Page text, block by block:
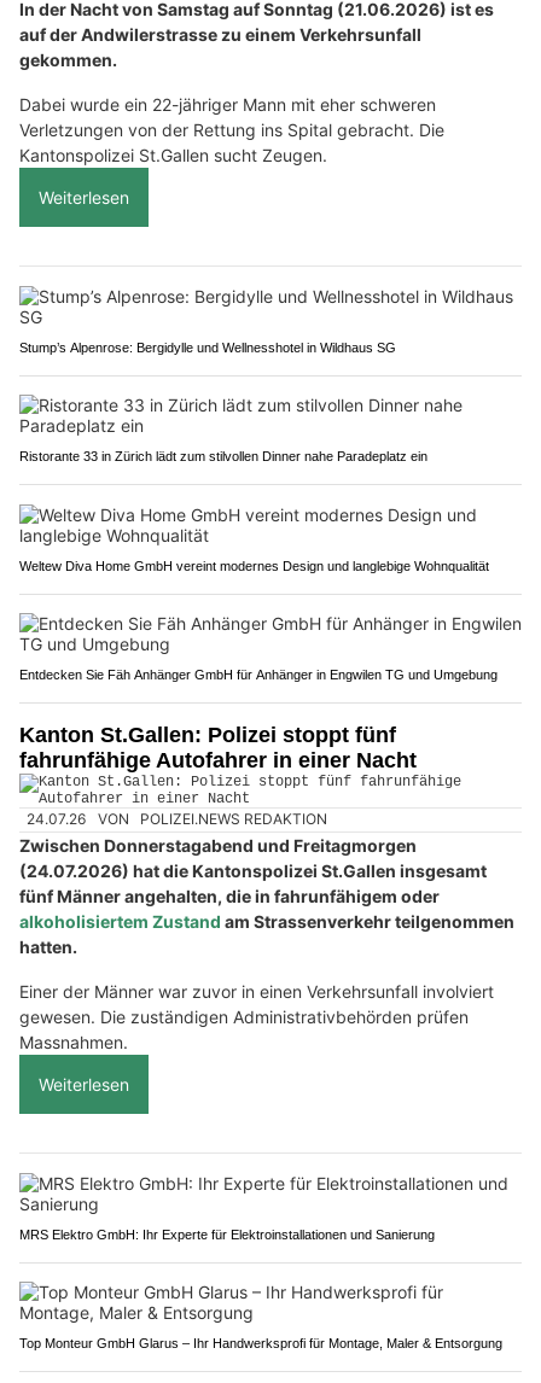
In der Nacht von Samstag auf Sonntag (21.06.2026) ist es
auf der Andwilerstrasse zu einem Verkehrsunfall
gekommen.
Dabei wurde ein 22-jähriger Mann mit eher schweren
Verletzungen von der Rettung ins Spital gebracht. Die
Kantonspolizei St.Gallen sucht Zeugen.
Weiterlesen
Stump’s Alpenrose: Bergidylle und Wellnesshotel in Wildhaus SG
Ristorante 33 in Zürich lädt zum stilvollen Dinner nahe Paradeplatz ein
Weltew Diva Home GmbH vereint modernes Design und langlebige Wohnqualität
Entdecken Sie Fäh Anhänger GmbH für Anhänger in Engwilen TG und Umgebung
Kanton St.Gallen: Polizei stoppt fünf
fahrunfähige Autofahrer in einer Nacht
24.07.26 VON POLIZEI.NEWS REDAKTION
Zwischen Donnerstagabend und Freitagmorgen
(24.07.2026) hat die Kantonspolizei St.Gallen insgesamt
fünf Männer angehalten, die in fahrunfähigem oder
alkoholisiertem Zustand am Strassenverkehr teilgenommen
hatten.
Einer der Männer war zuvor in einen Verkehrsunfall involviert
gewesen. Die zuständigen Administrativbehörden prüfen
Massnahmen.
Weiterlesen
MRS Elektro GmbH: Ihr Experte für Elektroinstallationen und Sanierung
Top Monteur GmbH Glarus – Ihr Handwerksprofi für Montage, Maler & Entsorgung